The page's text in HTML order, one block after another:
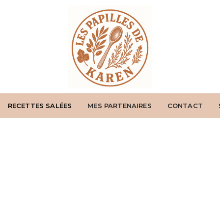
RECETTES SALÉES MES PARTENAIRES CONTACT